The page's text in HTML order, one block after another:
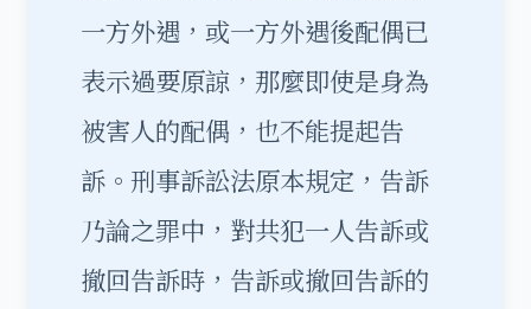
一方外遇，或一方外遇後配偶已
表示過要原諒，那麼即使是身為
被害人的配偶，也不能提起告
訴。刑事訴訟法原本規定，告訴
乃論之罪中，對共犯一人告訴或
撤回告訴時，告訴或撤回告訴的